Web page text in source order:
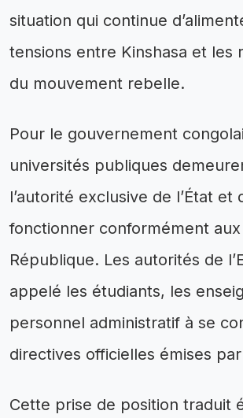
situation qui continue
tensions entre Kinshasa et les
du mouvement rebelle.
Pour le gouvernement
universités publiques
l’autorité exclusive de l’État et
fonctionner conformément
République. Les autorités de
appelé les étudiants, les
personnel administratif à se
directives officielles émises
Cette prise de position traduit